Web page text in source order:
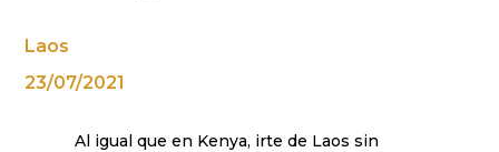
Laos
23/07/2021
Al igual que en Kenya, irte de Laos sin